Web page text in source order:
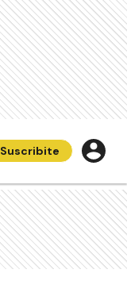
Suscribite